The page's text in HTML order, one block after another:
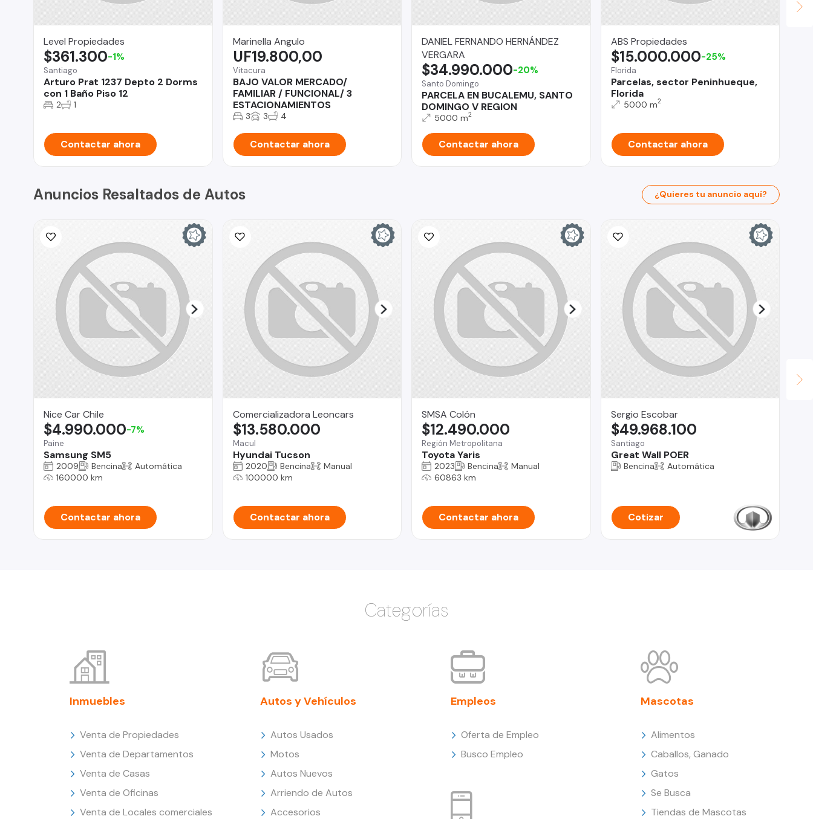
Level Propiedades
Santiago
Arturo Prat 1237 Depto 2 Dorms
con 1 Baño Piso 12
$361.300-1%
2 1
Contactar ahora
Marinella Angulo
Vitacura
BAJO VALOR MERCADO/
FAMILIAR / FUNCIONAL/ 3
ESTACIONAMIENTOS
UF19.800,00
3 3 4
Contactar ahora
DANIEL FERNANDO HERNÁNDEZ
VERGARA
Santo Domingo
PARCELA EN BUCALEMU, SANTO
DOMINGO V REGION
$34.990.000-20%
5000 m2
Contactar ahora
ABS Propiedades
Florida
Parcelas, sector Peninhueque,
Florida
$15.000.000-25%
5000 m2
Contactar ahora
Anuncios Resaltados de Autos ¿Quieres tu anuncio aquí?
Nice Car Chile
Paine
Samsung SM5
$4.990.000-7%
2009 Bencina
Automática
160000 km
Contactar ahora
Comercializadora Leoncars
Macul
Hyundai Tucson
$13.580.000
2020 Bencina
Manual
100000 km
Contactar ahora
SMSA Colón
Región Metropolitana
Toyota Yaris
$12.490.000
2023 Bencina
Manual
60863 km
Contactar ahora
Sergio Escobar
Santiago
Great Wall POER
$49.968.100
Bencina Automática
Cotizar
Categorías
Inmuebles
Venta de Propiedades
Venta de Departamentos
Venta de Casas
Venta de Oficinas
Venta de Locales comerciales
Autos y Vehículos
Autos Usados
Motos
Autos Nuevos
Arriendo de Autos
Accesorios
Empleos
Oferta de Empleo
Busco Empleo
Mascotas
Alimentos
Caballos, Ganado
Gatos
Se Busca
Tiendas de Mascotas